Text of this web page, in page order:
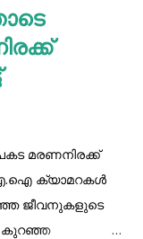
മരണനിരക്ക്
എ.ഐ ക്യാമറകള്‍
ജീവനുകളുടെ
കുറ‌ഞ്ഞ